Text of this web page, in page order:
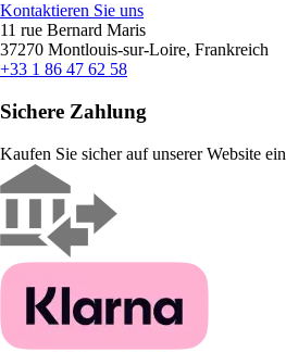
Kontaktieren Sie uns
11 rue Bernard Maris
37270 Montlouis-sur-Loire, Frankreich
+33 1 86 47 62 58
Sichere Zahlung
Kaufen Sie sicher auf unserer Website ein